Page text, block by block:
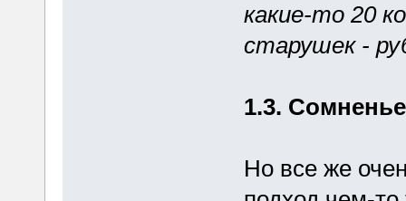
какие-то 20
старушек -
1.3.
Но все же